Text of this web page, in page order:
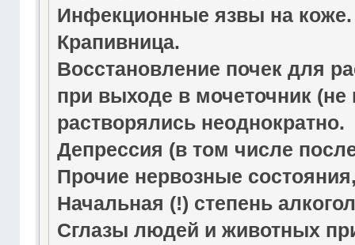
Инфекционные язвы на коже.
Крапивница.
Восстановление почек для
при выходе в мочеточник (не
растворялись неоднократно.
Депрессия (в том числе
Прочие нервозные
Начальная (!) степень
Сглазы людей и животных